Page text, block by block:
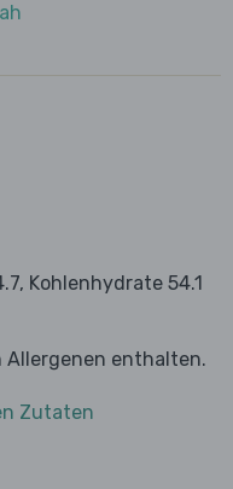
Kohlenhydrate 54.1
Allergenen enthalten.
Zutaten